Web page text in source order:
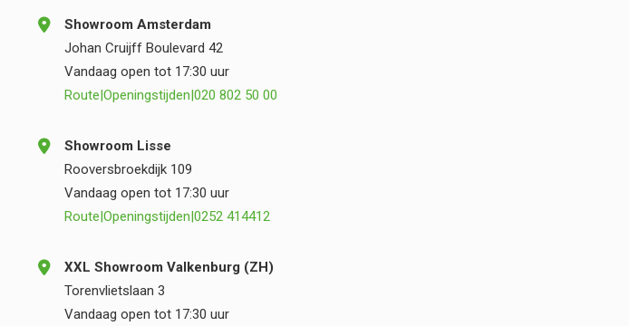
Showroom Amsterdam
Johan Cruijff Boulevard 42
Vandaag open tot 17:30 uur
Route|Openingstijden|020 802 50 00
Showroom Lisse
Rooversbroekdijk 109
Vandaag open tot 17:30 uur
Route|Openingstijden|0252 414412
XXL Showroom Valkenburg (ZH)
Torenvlietslaan 3
Vandaag open tot 17:30 uur